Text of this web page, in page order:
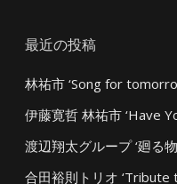
最近の投稿
林祐市 ‘Song for
伊藤寛哲 林祐市 ‘Have
渡辺翔太グループ ‘廻る
合田裕則トリオ ‘Tribute